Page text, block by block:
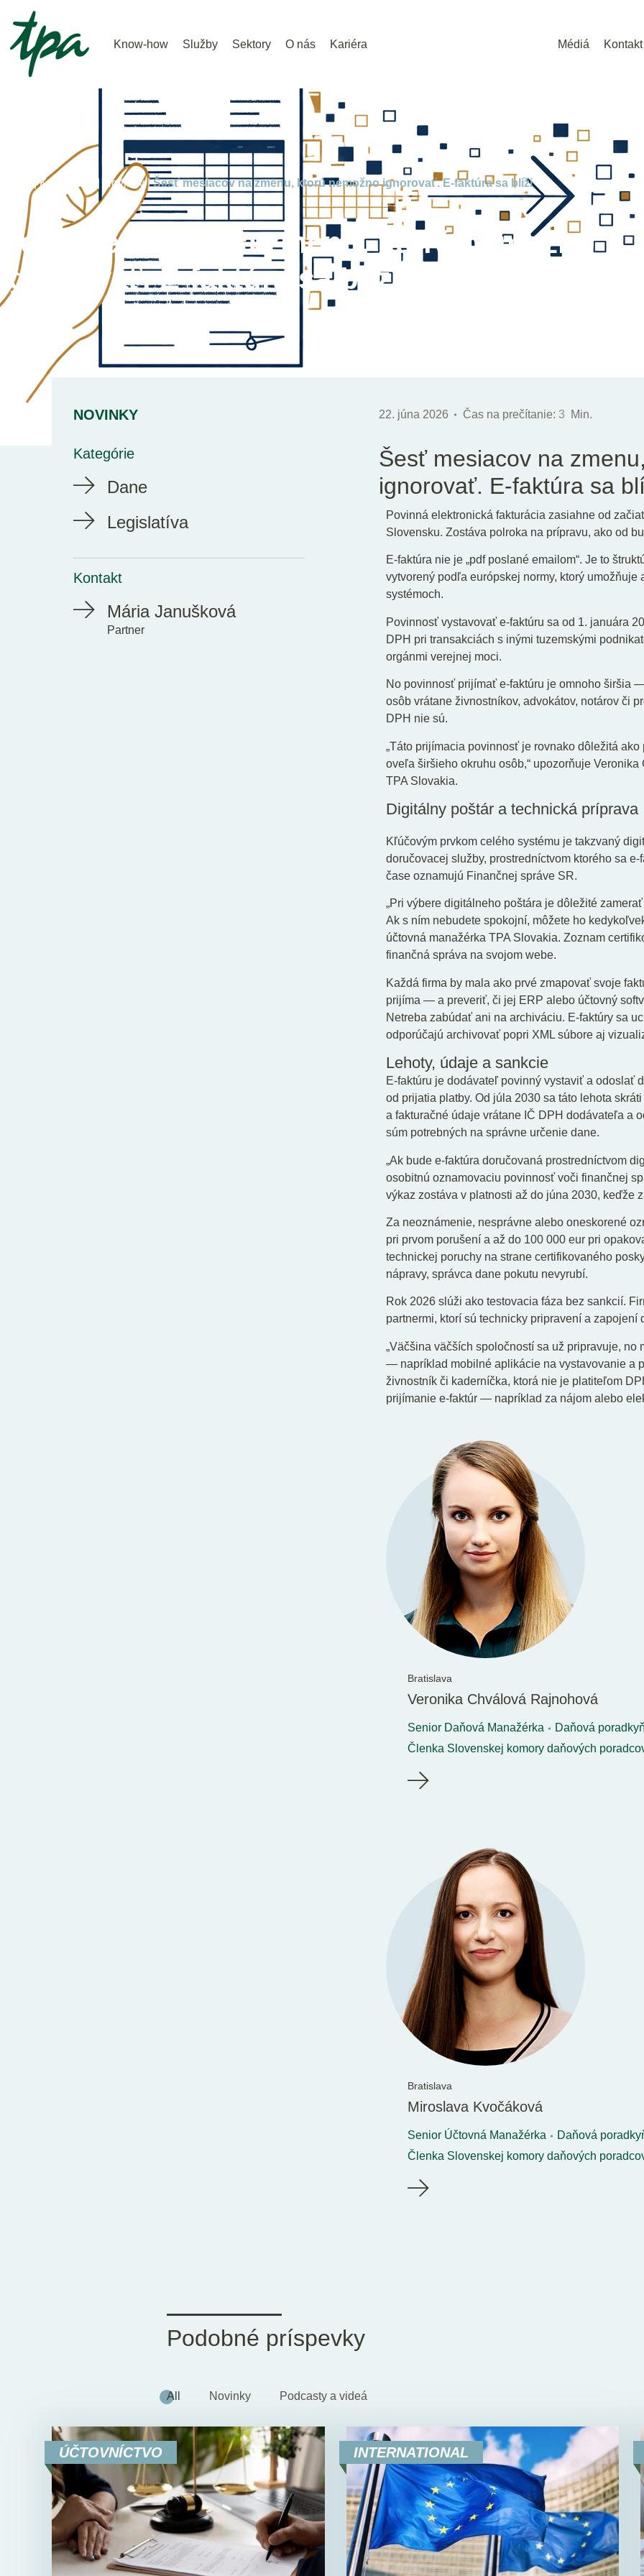
Know-how Služby Sektory O nás Kariéra Kontakt
Médiá
Home |Know-how | Novinky |Šesť mesiacov na zmenu, ktorú nemožno ignorovať. E-faktúra sa blíži
Šesť mesiacov na zmenu, ktorú nemožno
ignorovať. E-faktúra sa blíži
NOVINKY
Kategórie
Dane
Legislatíva
Kontakt
Mária Janušková
Partner
22. júna 2026 Čas na prečítanie: 3 Min.
Šesť mesiacov na
ignorovať. E-faktúra sa
Povinná elektronická fakturácia zasiahne od
Slovensku. Zostáva polroka na prípravu, ako od
E-faktúra nie je „pdf poslané emailom“. Je to
vytvorený podľa európskej normy, ktorý
systémoch.
Povinnosť vystavovať e-faktúru sa od 1. januára
DPH pri transakciách s inými tuzemskými
orgánmi verejnej moci.
No povinnosť prijímať e-faktúru je omnoho širšia
osôb vrátane živnostníkov, advokátov, notárov či
DPH nie sú.
„Táto prijímacia povinnosť je rovnako dôležitá
oveľa širšieho okruhu osôb,“ upozorňuje
TPA Slovakia.
Digitálny poštár a technická príprava
Kľúčovým prvkom celého systému je takzvaný
doručovacej služby, prostredníctvom ktorého sa
čase oznamujú Finančnej správe SR.
„Pri výbere digitálneho poštára je dôležité
Ak s ním nebudete spokojní, môžete ho
účtovná manažérka TPA Slovakia. Zoznam
finančná správa na svojom webe.
Každá firma by mala ako prvé zmapovať svoje
prijíma — a preveriť, či jej ERP alebo účtovný
Netreba zabúdať ani na archiváciu. E-faktúry sa
odporúčajú archivovať popri XML súbore aj
Lehoty, údaje a sankcie
E-faktúru je dodávateľ povinný vystaviť a odoslať
od prijatia platby. Od júla 2030 sa táto lehota
a fakturačné údaje vrátane IČ DPH dodávateľa a
súm potrebných na správne určenie dane.
„Ak bude e-faktúra doručovaná prostredníctvom
osobitnú oznamovaciu povinnosť voči finančnej
výkaz zostáva v platnosti až do júna 2030, keďže
Za neoznámenie, nesprávne alebo oneskorené
pri prvom porušení a až do 100 000 eur pri
technickej poruchy na strane certifikovaného
nápravy, správca dane pokutu nevyrubí.
Rok 2026 slúži ako testovacia fáza bez sankcií.
partnermi, ktorí sú technicky pripravení a zapojení
„Väčšina väčších spoločností sa už pripravuje,
— napríklad mobilné aplikácie na vystavovanie a
živnostník či kaderníčka, ktorá nie je platiteľom
prijímanie e-faktúr — napríklad za nájom alebo
Bratislava
Veronika Chválová Rajnohová
Senior Daňová Manažérka
Daňová
Členka Slovenskej komory daňových
Bratislava
Miroslava Kvočáková
Senior Účtovná Manažérka
Daňová
Členka Slovenskej komory daňových
Podobné príspevky
All Novinky Podcasty a videá
ÚČTOVNÍCTVO INTERNATIONAL